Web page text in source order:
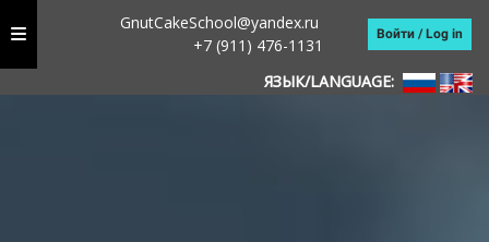
GnutCakeSchool@yandex.ru
+7 (911) 476-1131
Войти / Log in
ЯЗЫК/LANGUAGE: